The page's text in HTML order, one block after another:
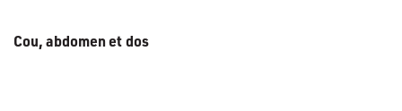
Cou, abdomen et dos